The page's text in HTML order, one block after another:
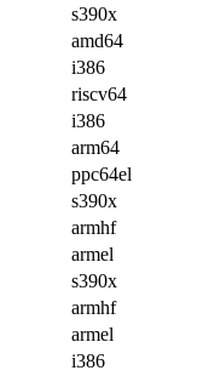
s390x
amd64
i386
riscv64
i386
arm64
ppc64el
s390x
armhf
armel
s390x
armhf
armel
i386